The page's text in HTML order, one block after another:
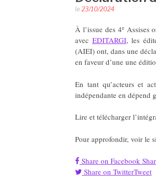
le 23/10/2024
À l’issue des 4eAssises
avec EDITARGI, les
(AIEI) ont, dans une
en faveur d’une une
En tant qu’acteurs et
indépendante en dépend
Lire et télécharger
Pour approfondir, voir le
Share on Facebook
Share on TwitterTweet